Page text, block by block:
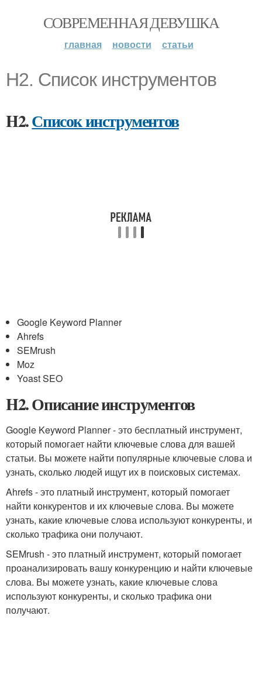
СОВРЕМЕННАЯ ДЕВУШКА
главная новости статьи
H2. Список инструментов
H2.Список инструментов
Google Keyword Planner
Ahrefs
SEMrush
Moz
Yoast SEO
H2. Описание инструментов
Google Keyword Planner - это бесплатный инструмент,
который помогает найти ключевые слова для вашей
статьи. Вы можете найти популярные ключевые слова и
узнать, сколько людей ищут их в поисковых системах.
Ahrefs - это платный инструмент, который помогает
найти конкурентов и их ключевые слова. Вы можете
узнать, какие ключевые слова используют конкуренты, и
сколько трафика они получают.
SEMrush - это платный инструмент, который помогает
проанализировать вашу конкуренцию и найти ключевые
слова. Вы можете узнать, какие ключевые слова
используют конкуренты, и сколько трафика они
получают.